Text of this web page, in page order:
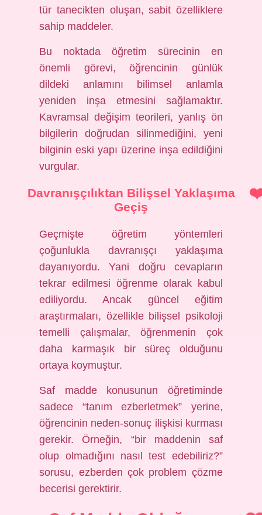
tür tanecikten oluşan, sabit özelliklere
sahip maddeler.
Bu noktada öğretim sürecinin en
önemli görevi, öğrencinin günlük
dildeki anlamını bilimsel anlamla
yeniden inşa etmesini sağlamaktır.
Kavramsal değişim teorileri, yanlış ön
bilgilerin doğrudan silinmediğini, yeni
bilginin eski yapı üzerine inşa edildiğini
vurgular.
Davranışçılıktan Bilişsel Yaklaşıma
Geçiş
Geçmişte öğretim yöntemleri
çoğunlukla davranışçı yaklaşıma
dayanıyordu. Yani doğru cevapların
tekrar edilmesi öğrenme olarak kabul
ediliyordu. Ancak güncel eğitim
araştırmaları, özellikle bilişsel psikoloji
temelli çalışmalar, öğrenmenin çok
daha karmaşık bir süreç olduğunu
ortaya koymuştur.
Saf madde konusunun öğretiminde
sadece “tanım ezberletmek” yerine,
öğrencinin neden-sonuç ilişkisi kurması
gerekir. Örneğin, “bir maddenin saf
olup olmadığını nasıl test edebiliriz?”
sorusu, ezberden çok problem çözme
becerisi gerektirir.